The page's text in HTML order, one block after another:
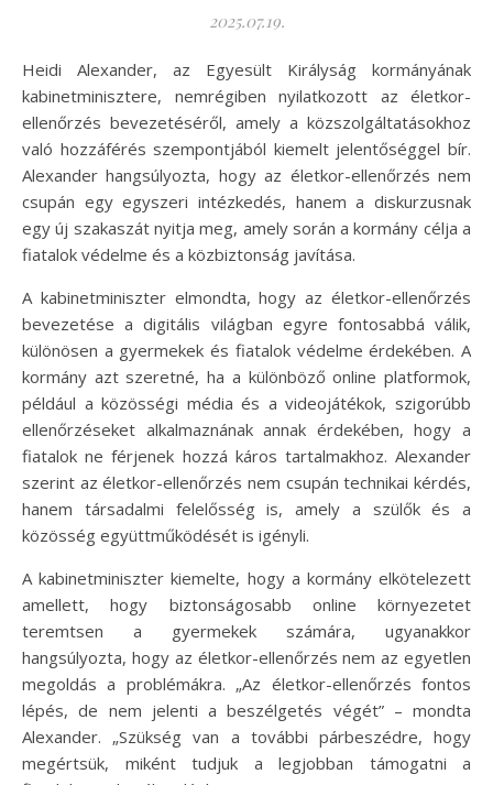
2025.07.19.
Heidi Alexander, az Egyesült Királyság kormányának
kabinetminisztere, nemrégiben nyilatkozott az életkor-
ellenőrzés bevezetéséről, amely a közszolgáltatásokhoz
való hozzáférés szempontjából kiemelt jelentőséggel bír.
Alexander hangsúlyozta, hogy az életkor-ellenőrzés nem
csupán egy egyszeri intézkedés, hanem a diskurzusnak
egy új szakaszát nyitja meg, amely során a kormány célja a
fiatalok védelme és a közbiztonság javítása.
A kabinetminiszter elmondta, hogy az életkor-ellenőrzés
bevezetése a digitális világban egyre fontosabbá válik,
különösen a gyermekek és fiatalok védelme érdekében. A
kormány azt szeretné, ha a különböző online platformok,
például a közösségi média és a videojátékok, szigorúbb
ellenőrzéseket alkalmaznának annak érdekében, hogy a
fiatalok ne férjenek hozzá káros tartalmakhoz. Alexander
szerint az életkor-ellenőrzés nem csupán technikai kérdés,
hanem társadalmi felelősség is, amely a szülők és a
közösség együttműködését is igényli.
A kabinetminiszter kiemelte, hogy a kormány elkötelezett
amellett, hogy biztonságosabb online környezetet
teremtsen a gyermekek számára, ugyanakkor
hangsúlyozta, hogy az életkor-ellenőrzés nem az egyetlen
megoldás a problémákra. „Az életkor-ellenőrzés fontos
lépés, de nem jelenti a beszélgetés végét” – mondta
Alexander. „Szükség van a további párbeszédre, hogy
megértsük, miként tudjuk a legjobban támogatni a